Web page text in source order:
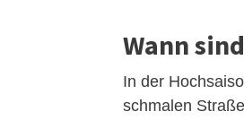
Wann
In der
schmalen